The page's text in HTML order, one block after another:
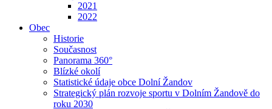
2021
2022
Obec
Historie
Současnost
Panorama 360°
Blízké okolí
Statistické údaje obce Dolní Žandov
Strategický plán rozvoje sportu v Dolním Žandově do
roku 2030